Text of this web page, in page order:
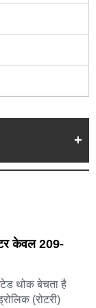
केवल 209-
थोक बेचता है
(रोटरी)